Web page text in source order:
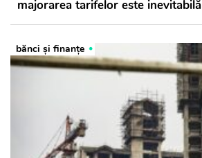
majorarea tarifelor este inevitabilă
bănci şi finanţe